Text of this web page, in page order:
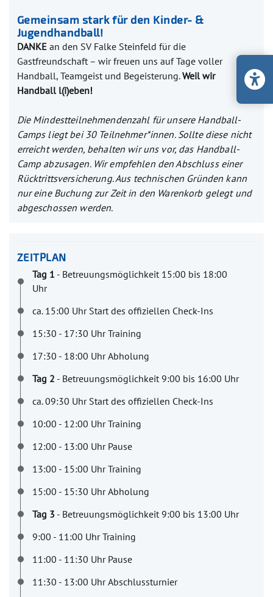
Gemeinsam stark für den Kinder- &
Jugendhandball!
DANKEan den SV Falke Steinfeld für die
Gastfreundschaft – wir freuen uns auf Tage voller
Handball, Teamgeist und Begeisterung.Weil wir
Handball l(i)eben!
Die Mindestteilnehmendenzahl für unsere Handball-
Camps liegt bei 30 Teilnehmer*innen. Sollte diese nicht
erreicht werden, behalten wir uns vor, das Handball-
Camp abzusagen. Wir empfehlen den Abschluss einer
Rücktrittsversicherung. Aus technischen Gründen kann
nur eine Buchung zur Zeit in den Warenkorb gelegt und
abgeschossen werden.
ZEITPLAN
Tag 1 - Betreuungsmöglichkeit 15:00 bis 18:00
Uhr
ca. 15:00 Uhr Start des offiziellen Check-Ins
15:30 - 17:30 Uhr Training
17:30 - 18:00 Uhr Abholung
Tag 2 - Betreuungsmöglichkeit 9:00 bis 16:00 Uhr
ca. 09:30 Uhr Start des offiziellen Check-Ins
10:00 - 12:00 Uhr Training
12:00 - 13:00 Uhr Pause
13:00 - 15:00 Uhr Training
15:00 - 15:30 Uhr Abholung
Tag 3- Betreuungsmöglichkeit 9:00 bis 13:00 Uhr
9:00 - 11:00 Uhr Training
11:00 - 11:30 Uhr Pause
11:30 - 13:00 Uhr Abschlussturnier